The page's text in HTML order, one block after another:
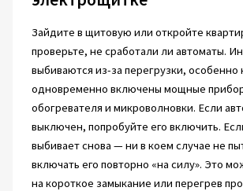
Зайдите в щитовую или откройте
проверьте, не сработали ли автоматы.
выбиваются из-за перегрузки, особенно
одновременно включены мощные
обогревателя и микроволновки. Если
выключен, попробуйте его включить.
выбивает снова — ни в коем случае не
включать его повторно «на силу». Это
на короткое замыкание или перегрев